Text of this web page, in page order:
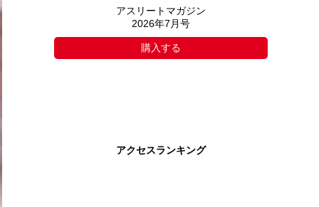
アスリートマガジン
2026年7月号
購入する
アクセスランキング